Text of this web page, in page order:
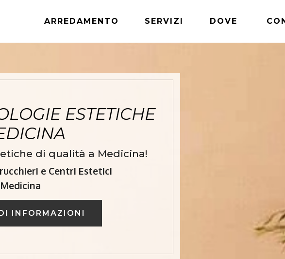
ARREDAMENTO SERVIZI DOVE
ESTETICHE
di qualità a Medicina!
e Centri Estetici
INFORMAZIONI